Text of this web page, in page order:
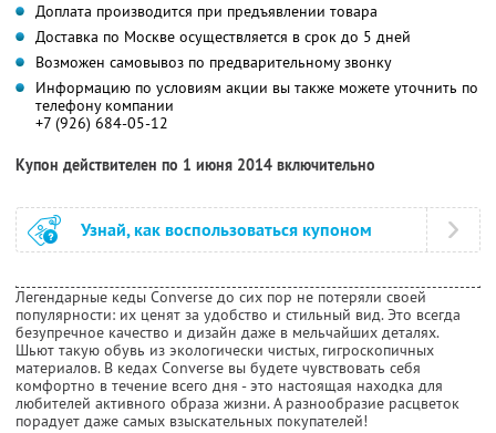
Доплата производится при предъявлении товара
Доставка по Москве осуществляется в срок до 5 дней
Возможен самовывоз по предварительному звонку
Информацию по условиям акции вы также можете уточнить по
телефону компании
+7 (926) 684-05-12
Купон действителен по 1 июня 2014 включительно
Узнай, как воспользоваться купоном
Легендарные кеды Converse до сих пор не потеряли своей
популярности: их ценят за удобство и стильный вид. Это всегда
безупречное качество и дизайн даже в мельчайших деталях.
Шьют такую обувь из экологически чистых, гигроскопичных
материалов. В кедах Converse вы будете чувствовать себя
комфортно в течение всего дня - это настоящая находка для
любителей активного образа жизни. А разнообразие расцветок
порадует даже самых взыскательных покупателей!